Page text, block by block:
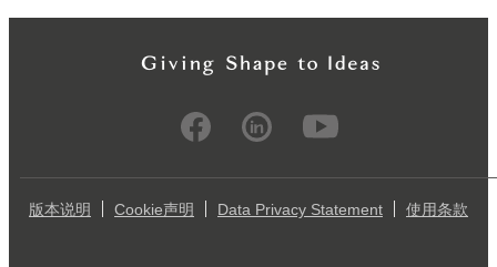
版本说明 Cookie声明 Data Privacy Statement 使用条款